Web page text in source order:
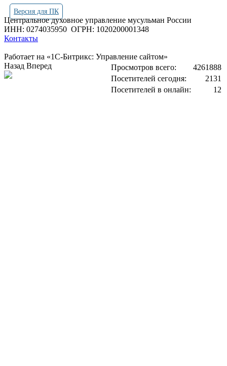
Версия для ПК
Центральное духовное управление мусульман России
ИНН: 0274035950 ОГРН: 1020200001348
Контакты
Работает на «1С-Битрикс: Управление сайтом»
Просмотров всего:
4261888
Посетителей сегодня:
2131
Посетителей в онлайн:
12
Назад Вперед